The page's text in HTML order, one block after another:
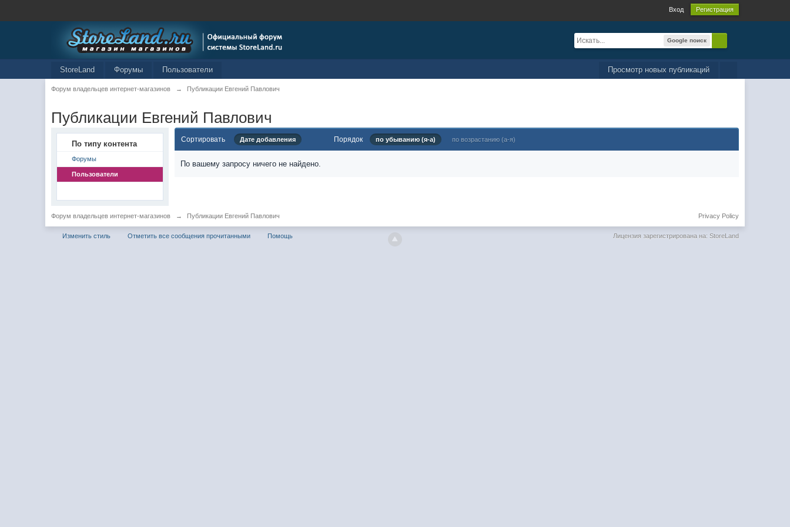
Вход Регистрация
Google поиск
Просмотр новых публикаций
StoreLand Форумы Пользователи
Форум владельцев интернет-магазинов → Публикации Евгений Павлович
Публикации Евгений Павлович
По типу контента
Форумы
Пользователи
Сортировать Дате добавления Порядок по убыванию (я-а) по возрастанию (а-я)
По вашему запросу ничего не найдено.
Форум владельцев интернет-магазинов → Публикации Евгений Павлович Privacy Policy
Изменить стиль Отметить все сообщения прочитанными Помощь Лицензия зарегистрирована на: StoreLand